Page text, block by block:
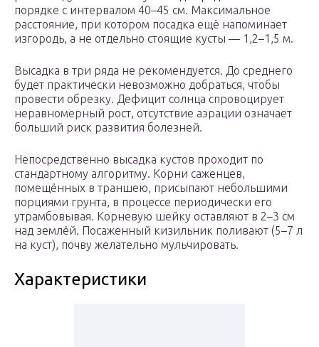
порядке с интервалом 40–45 см. Максимальное
расстояние, при котором посадка ещё напоминает
изгородь, а не отдельно стоящие кусты — 1,2–1,5 м.
Высадка в три ряда не рекомендуется. До среднего
будет практически невозможно добраться, чтобы
провести обрезку. Дефицит солнца спровоцирует
неравномерный рост, отсутствие аэрации означает
больший риск развития болезней.
Непосредственно высадка кустов проходит по
стандартному алгоритму. Корни саженцев,
помещённых в траншею, присыпают небольшими
порциями грунта, в процессе периодически его
утрамбовывая. Корневую шейку оставляют в 2–3 см
над землёй. Посаженный кизильник поливают (5–7 л
на куст), почву желательно мульчировать.
Характеристики